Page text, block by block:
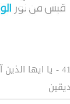
نداءات الرحمن 41 - يا